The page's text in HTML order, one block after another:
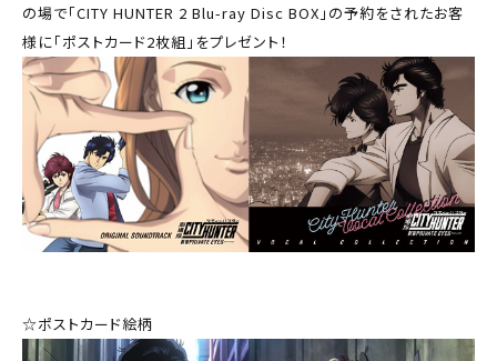
の場で「CITY HUNTER 2 Blu-ray Disc BOX」の予約をされたお客
様に「ポストカード2枚組」をプレゼント！
☆ポストカード絵柄